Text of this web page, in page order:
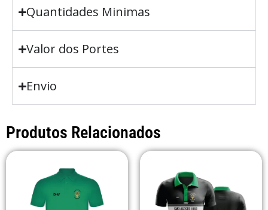
Quantidades Minimas
Valor dos Portes
Envio
Produtos Relacionados